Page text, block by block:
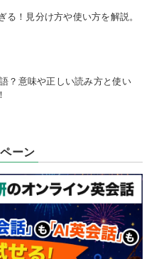
る！見分け方や使い方を解説。
？意味や正しい読み方と使い
ーン